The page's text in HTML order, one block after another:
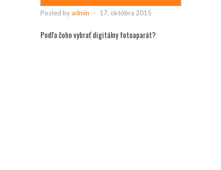
Posted byadmin - 17. októbra 2015
Podľa čoho vybrať digitálny fotoaparát?